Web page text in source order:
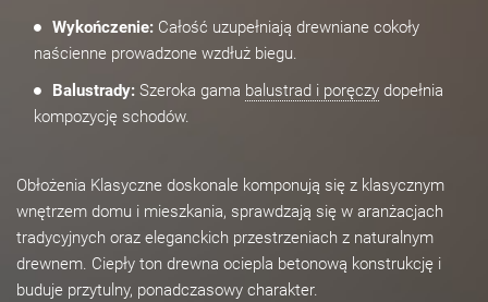
Wykończenie: Całość uzupełniają drewniane cokoły
naścienne prowadzone wzdłuż biegu.
Balustrady: Szeroka gama balustrad i poręczy dopełnia
kompozycję schodów.
Obłożenia Klasyczne doskonale komponują się z klasycznym
wnętrzem domu i mieszkania, sprawdzają się w aranżacjach
tradycyjnych oraz eleganckich przestrzeniach z naturalnym
drewnem. Ciepły ton drewna ociepla betonową konstrukcję i
buduje przytulny, ponadczasowy charakter.